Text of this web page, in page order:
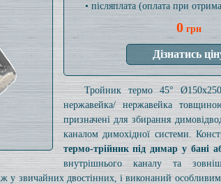
• післяплата (оплата при
0грн
Тройник термо 45°
нержавейка/ нержавейка
призначені для збирання
каналом димохідної системи.
термо-трійник під димар у бані
внутрішнього каналу та
у звичайних двостінних, і виконаний